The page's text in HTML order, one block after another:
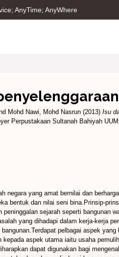
AnyTime; AnyWhere
Mohd Nawi, Mohd Nasrun (2013) Isu
Perpustakaan Sultanah Bahiyah
negara yang amat bernilai dan
bentuk dan nilai seni bina.Prinsip-
sejarah seperti bangunan
yang dihadapi dalam kerja-kerja
pelbagai aspek
aspek utama iaitu usaha
dapat digunakan bagi